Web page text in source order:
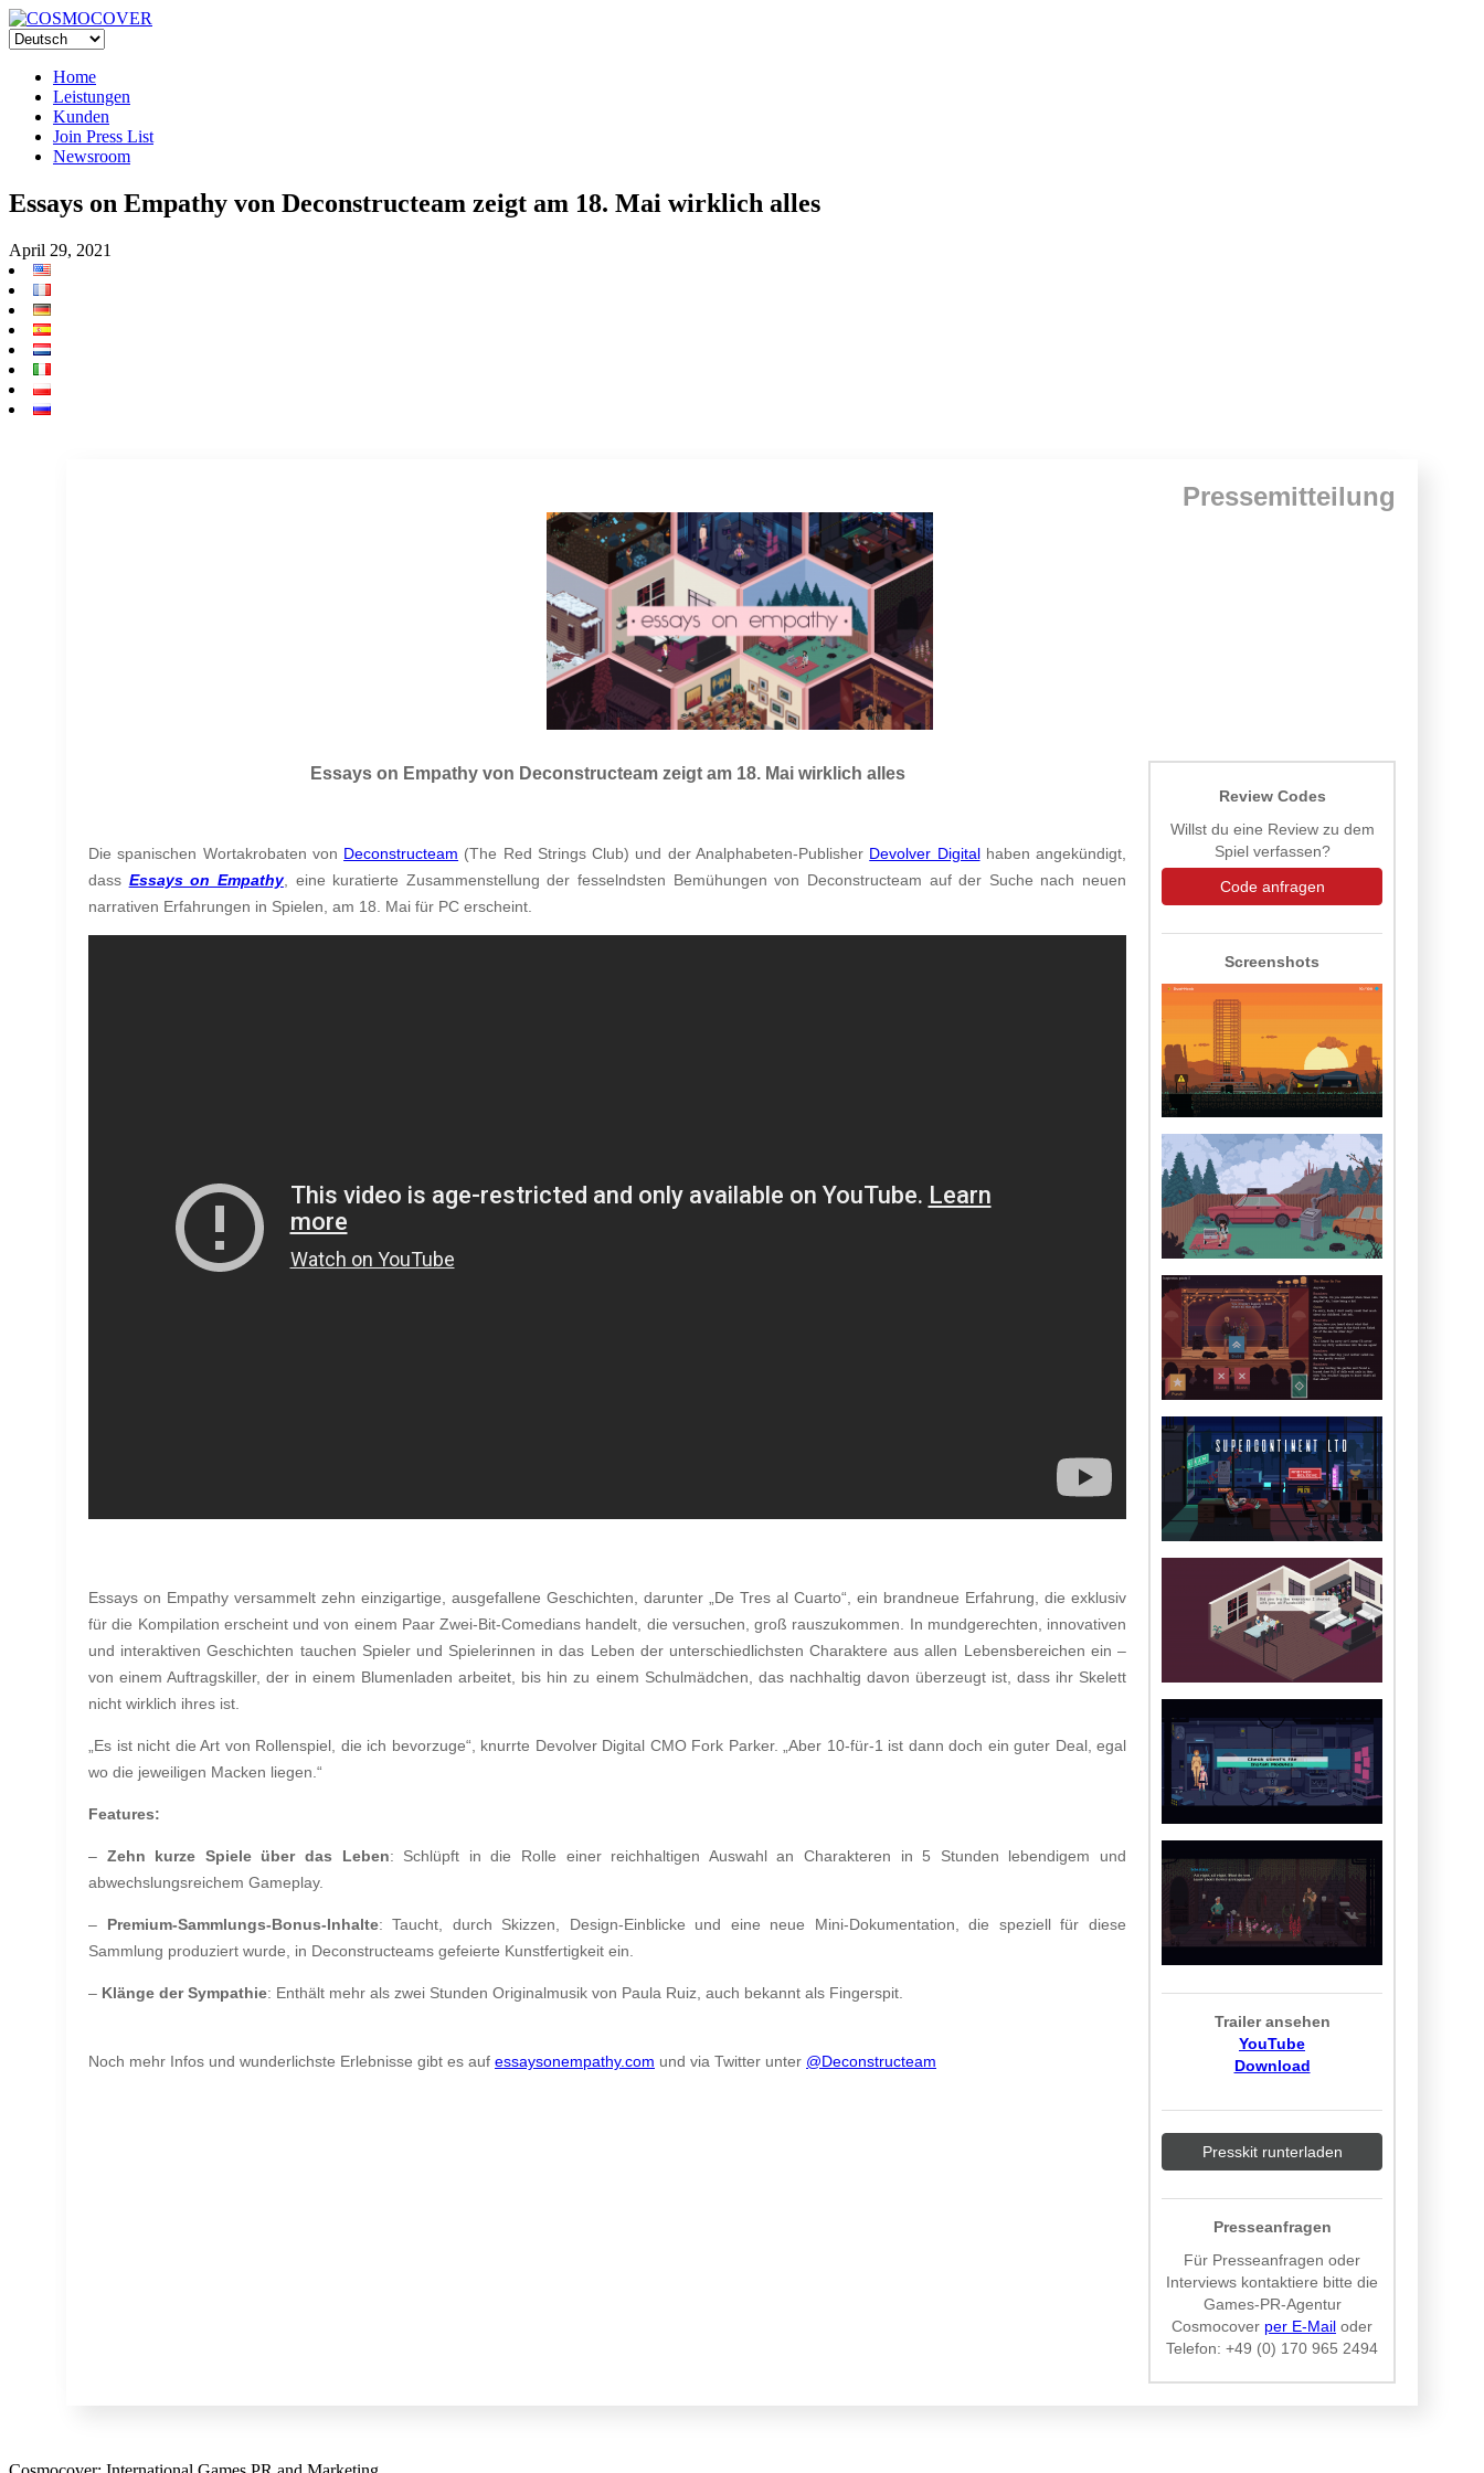
Home
Leistungen
Kunden
Join Press List
Newsroom
Essays on Empathy von Deconstructeam zeigt am 18. Mai wirklich alles
April 29, 2021
Pressemitteilung
Essays on Empathy von Deconstructeam zeigt am 18. Mai wirklich alles
Die spanischen Wortakrobaten von Deconstructeam (The Red Strings Club) und der Analphabeten-Publisher Devolver Digitalhaben angekündigt,
dass Essays on Empathy, eine kuratierte Zusammenstellung der fesselndsten Bemühungen von Deconstructeam auf der Suche nach neuen
narrativen Erfahrungen in Spielen, am 18. Mai für PC erscheint.
Essays on Empathy versammelt zehn einzigartige, ausgefallene Geschichten, darunter „De Tres al Cuarto“, ein brandneue Erfahrung, die exklusiv
für die Kompilation erscheint und von einem Paar Zwei-Bit-Comedians handelt, die versuchen, groß rauszukommen. In mundgerechten, innovativen
und interaktiven Geschichten tauchen Spieler und Spielerinnen in das Leben der unterschiedlichsten Charaktere aus allen Lebensbereichen ein –
von einem Auftragskiller, der in einem Blumenladen arbeitet, bis hin zu einem Schulmädchen, das nachhaltig davon überzeugt ist, dass ihr Skelett
nicht wirklich ihres ist.
„Es ist nicht die Art von Rollenspiel, die ich bevorzuge“, knurrte Devolver Digital CMO Fork Parker. „Aber 10-für-1 ist dann doch ein guter Deal, egal
wo die jeweiligen Macken liegen.“
Features:
– Zehn kurze Spiele über das Leben: Schlüpft in die Rolle einer reichhaltigen Auswahl an Charakteren in 5 Stunden lebendigem und
abwechslungsreichem Gameplay.
– Premium-Sammlungs-Bonus-Inhalte: Taucht, durch Skizzen, Design-Einblicke und eine neue Mini-Dokumentation, die speziell für diese
Sammlung produziert wurde, in Deconstructeams gefeierte Kunstfertigkeit ein.
– Klänge der Sympathie: Enthält mehr als zwei Stunden Originalmusik von Paula Ruiz, auch bekannt als Fingerspit.
Noch mehr Infos und wunderlichste Erlebnisse gibt es auf essaysonempathy.com und via Twitter unter @Deconstructeam
Review Codes
Willst du eine Review zu dem
Spiel verfassen?
Code anfragen
Screenshots
Trailer ansehen
YouTube
Download
Presskit runterladen
Presseanfragen
Für Presseanfragen oder
Interviews kontaktiere bitte die
Games-PR-Agentur
Cosmocover per E-Mail oder
Telefon: +49 (0) 170 965 2494